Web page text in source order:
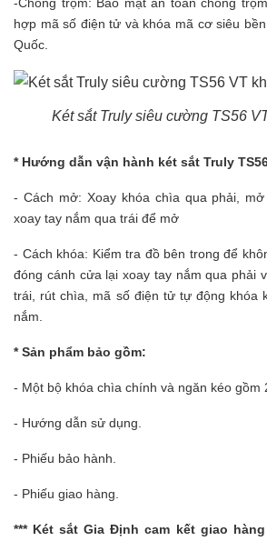
hợp mã số điện tử và khóa mã cơ siêu
Quốc.
Két sắt Truly siêu cường TS56
* Hướng dẫn vận hành két sắt Truly
- Cách mở: Xoay khóa chìa qua phải,
xoay tay nắm qua trái để mở
- Cách khóa: Kiểm tra đồ bên trong để
đóng cánh cửa lại xoay tay nắm qua phải
trái, rút chìa, mã số điện tử tự động khóa
nắm.
* Sản phẩm bảo gồm:
- Một bộ khóa chìa chính và ngăn kéo gồm
- Hướng dẫn sử dụng.
- Phiếu bảo hành.
- Phiếu giao hàng.
*** Két sắt Gia Định cam kết giao